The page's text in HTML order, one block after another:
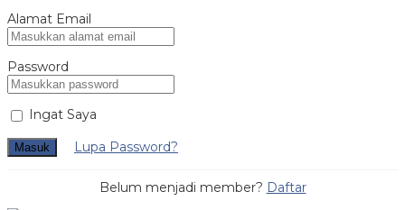
Alamat Email
Password
Ingat Saya
Masuk Lupa Password?
Belum menjadi member? Daftar